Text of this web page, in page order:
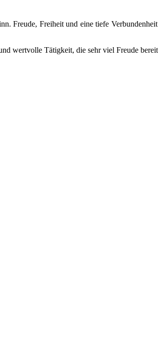
Freude, Freiheit und eine tiefe
wertvolle Tätigkeit, die sehr viel Freude